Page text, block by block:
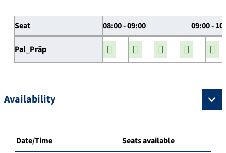
Seat 08:00 - 09:00 09:00 -
Pal_Präp
Availability
Date/Time Seats available